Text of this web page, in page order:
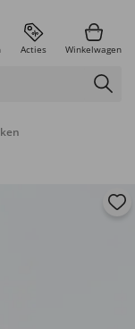
Acties Winkelwagen